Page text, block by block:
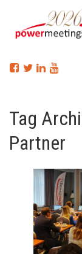
Tag
Partner